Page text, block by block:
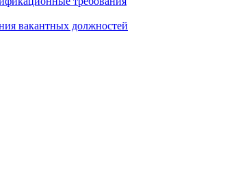
вакантных должностей